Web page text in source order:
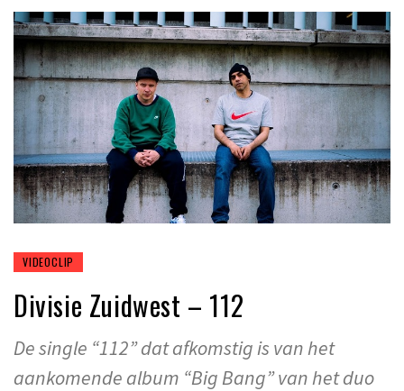
VIDEOCLIP
Divisie Zuidwest – 112
De single “112” dat afkomstig is van het
aankomende album “Big Bang” van het duo